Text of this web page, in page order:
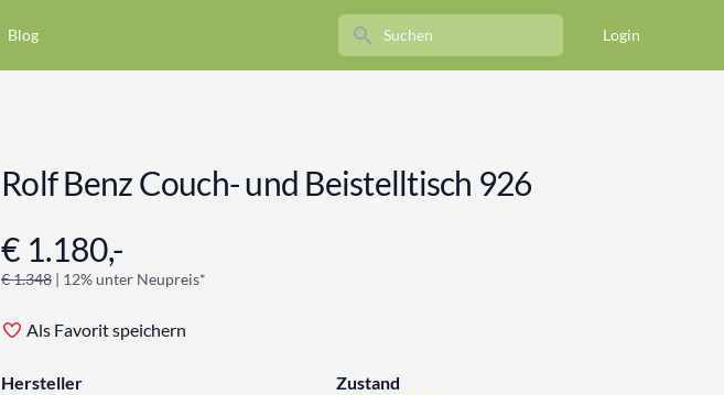
Blog Search Login
Rolf Benz Couch- und Beistelltisch 926
Angebotsinformationen
€ 1.180,-
€ 1.348 | 12% unter Neupreis*
Als Favorit speichern
Hersteller
Zustand